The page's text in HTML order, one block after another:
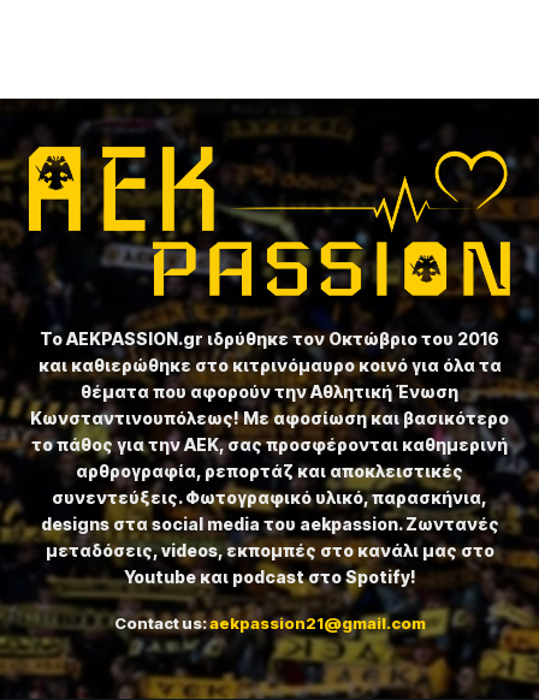
Το ⁦AEKPASSION.gr⁩ ιδρύθηκε τον Οκτώβριο του 2016
και καθιερώθηκε στο κιτρινόμαυρο κοινό για όλα τα
θέματα που αφορούν την Αθλητική Ένωση
Κωνσταντινουπόλεως! Με αφοσίωση και βασικότερο
το πάθος για την ΑΕΚ, σας προσφέρονται καθημερινή
αρθρογραφία, ρεπορτάζ και αποκλειστικές
συνεντεύξεις. Φωτογραφικό υλικό, παρασκήνια,
designs στα social media του aekpassion. Ζωντανές
μεταδόσεις, videos, εκπομπές στο κανάλι μας στο
Youtube και podcast στο Spotify!
Contact us:aekpassion21@gmail.com